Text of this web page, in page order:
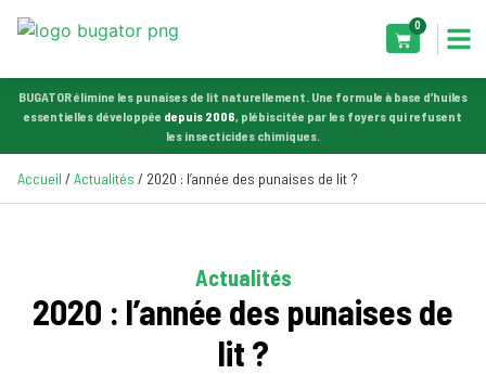
0
BUGATOR élimine les punaises de lit naturellement. Une formule à base d’huiles
essentielles développée depuis 2006, plébiscitée par les foyers qui refusent
les insecticides chimiques.
Accueil / Actualités / 2020 : l’année des punaises de lit ?
Actualités
2020 : l’année des punaises de
lit ?